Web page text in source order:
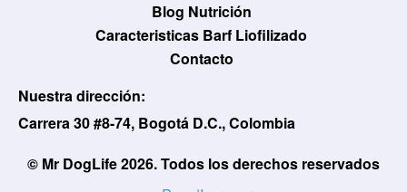
Nuestra dirección:
Carrera 30 #8-74, Bogotá D.C., Colombia
Blog Nutrición
Caracteristicas Barf Liofilizado
Contacto
© Mr DogLife 2026. Todos los derechos reservados
Ingresar